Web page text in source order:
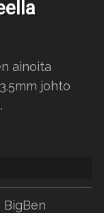
ainoita
johto